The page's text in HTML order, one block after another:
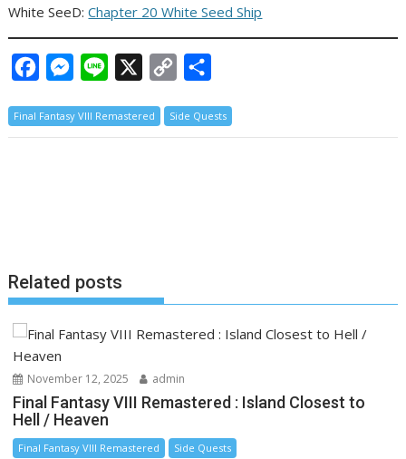
White SeeD:Chapter 20 White Seed Ship
c
M
s
r
n
p
a
Final Fantasy VIII Remastered Side Quests
Related posts
November 12, 2025 admin
Final Fantasy VIII Remastered : Island Closest to
Hell / Heaven
Final Fantasy VIII Remastered Side Quests